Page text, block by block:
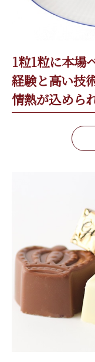
1粒1粒に本場
経験と高い技
情熱が込めら